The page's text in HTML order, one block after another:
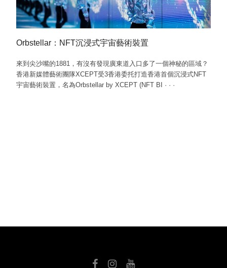
Orbstellar：NFT沉浸式宇宙藝術裝置
來到尖沙嘴的1881，有沒有發現廣東道入口多了一個神秘的區域？
香港新媒體藝術團隊XCEPT受3香港委托打造香港首個沉浸式NFT
宇宙藝術裝置，名為Orbstellar by XCEPT (NFT BI · · ·